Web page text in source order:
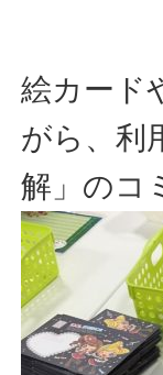
絵カード
がら、利
解」のコ